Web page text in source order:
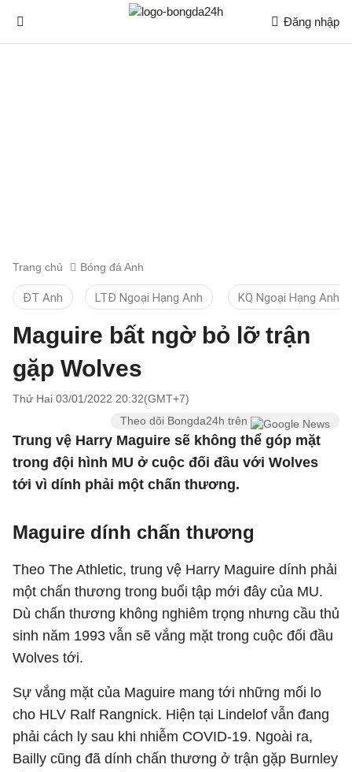
Đăng nhập
Trang chủ Bóng đá Anh
ĐT Anh LTĐ Ngoại Hạng Anh KQ Ngoại Hạng Anh
Maguire bất ngờ bỏ lỡ trận
gặp Wolves
Thứ Hai 03/01/2022 20:32(GMT+7)
Theo dõi Bongda24h trên
Trung vệ Harry Maguire sẽ không thể góp mặt
trong đội hình MU ở cuộc đối đầu với Wolves
tới vì dính phải một chấn thương.
Maguire dính chấn thương
Theo The Athletic, trung vệ Harry Maguire dính phải
một chấn thương trong buổi tập mới đây của MU.
Dù chấn thương không nghiêm trọng nhưng cầu thủ
sinh năm 1993 vẫn sẽ vắng mặt trong cuộc đối đầu
Wolves tới.
Sự vắng mặt của Maguire mang tới những mối lo
cho HLV Ralf Rangnick. Hiện tại Lindelof vẫn đang
phải cách ly sau khi nhiễm COVID-19. Ngoài ra,
Bailly cũng đã dính chấn thương ở trận gặp Burnley